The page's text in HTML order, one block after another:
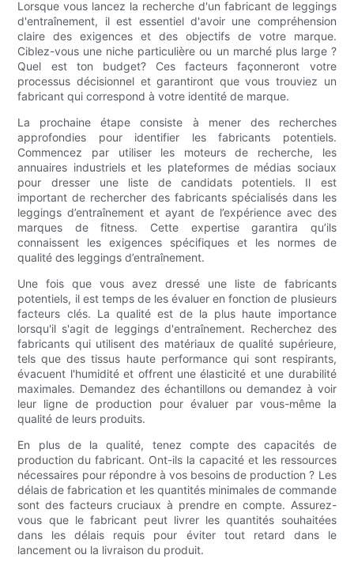
Lorsque vous lancez la recherche d'un fabricant de leggings
d'entraînement, il est essentiel d'avoir une compréhension
claire des exigences et des objectifs de votre marque.
Ciblez-vous une niche particulière ou un marché plus large ?
Quel est ton budget? Ces facteurs façonneront votre
processus décisionnel et garantiront que vous trouviez un
fabricant qui correspond à votre identité de marque.
La prochaine étape consiste à mener des recherches
approfondies pour identifier les fabricants potentiels.
Commencez par utiliser les moteurs de recherche, les
annuaires industriels et les plateformes de médias sociaux
pour dresser une liste de candidats potentiels. Il est
important de rechercher des fabricants spécialisés dans les
leggings d’entraînement et ayant de l’expérience avec des
marques de fitness. Cette expertise garantira qu’ils
connaissent les exigences spécifiques et les normes de
qualité des leggings d’entraînement.
Une fois que vous avez dressé une liste de fabricants
potentiels, il est temps de les évaluer en fonction de plusieurs
facteurs clés. La qualité est de la plus haute importance
lorsqu'il s'agit de leggings d'entraînement. Recherchez des
fabricants qui utilisent des matériaux de qualité supérieure,
tels que des tissus haute performance qui sont respirants,
évacuent l'humidité et offrent une élasticité et une durabilité
maximales. Demandez des échantillons ou demandez à voir
leur ligne de production pour évaluer par vous-même la
qualité de leurs produits.
En plus de la qualité, tenez compte des capacités de
production du fabricant. Ont-ils la capacité et les ressources
nécessaires pour répondre à vos besoins de production ? Les
délais de fabrication et les quantités minimales de commande
sont des facteurs cruciaux à prendre en compte. Assurez-
vous que le fabricant peut livrer les quantités souhaitées
dans les délais requis pour éviter tout retard dans le
lancement ou la livraison du produit.